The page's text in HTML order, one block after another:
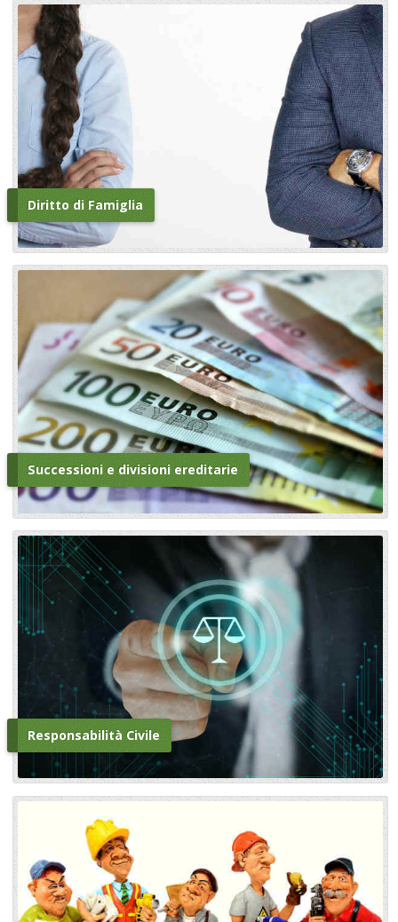
Diritto di Famiglia
Successioni e divisioni ereditarie
Responsabilità Civile